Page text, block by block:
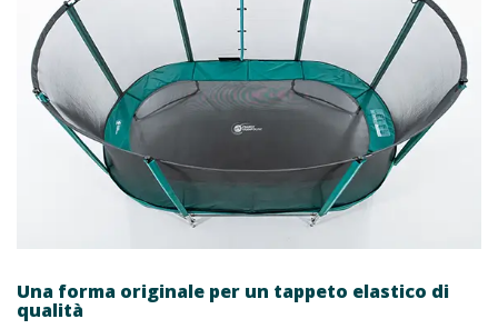
Una forma originale per un tappeto elastico di
qualità